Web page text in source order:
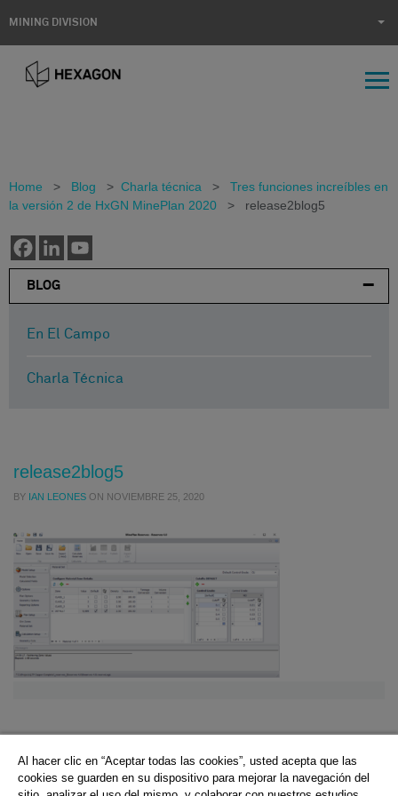
MINING DIVISION
Home > Blog > Charla técnica >
Tres funciones increíbles en
la versión 2 de HxGN MinePlan 2020
> release2blog5
BLOG
En El Campo
Charla Técnica
release2blog5
BY IAN LEONES ON NOVIEMBRE 25, 2020
© 2026 Hexagon AB and/or its subsidiaries.
Al hacer clic en “Aceptar todas las cookies”, usted acepta que las
cookies se guarden en su dispositivo para mejorar la navegación del